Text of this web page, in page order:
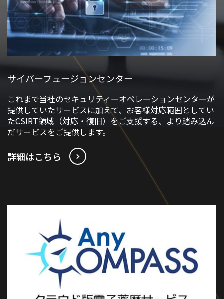
サイバーフュージョンセンター
これまで当社のセキュリティーオペレーションセンターが
提供していたサービスに加えて、お客様対応範囲としてい
たCSIRT領域（対応・復旧）をご支援する、より踏み込ん
だサービスをご提供します。
詳細はこちら